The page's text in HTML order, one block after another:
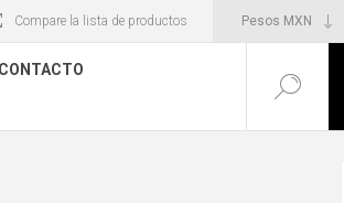
Compare la lista de productos
CONTACTO